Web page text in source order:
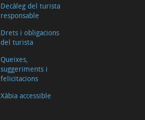
Decàleg del turista
responsable
Drets i obligacions
del turista
Queixes,
suggeriments i
felicitacions
Xàbia accessible